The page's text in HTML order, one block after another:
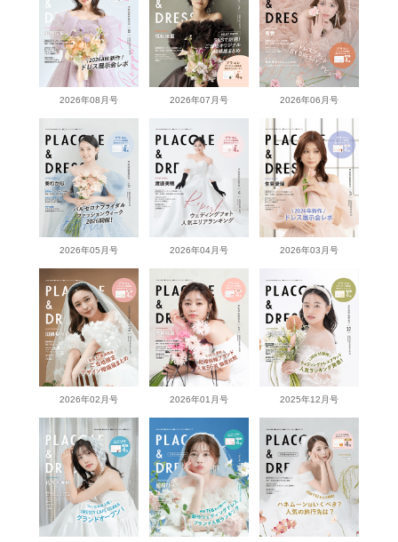
2026年08月号 2026年07月号 2026年06月号
2026年05月号 2026年04月号 2026年03月号
2026年02月号 2026年01月号 2025年12月号